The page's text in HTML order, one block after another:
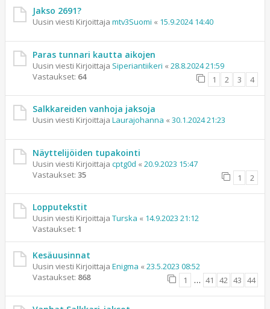
Jakso 2691?
Uusin viesti Kirjoittaja mtv3Suomi « 15.9.2024 14:40
Paras tunnari kautta aikojen
Uusin viesti Kirjoittaja Siperiantiikeri « 28.8.2024 21:59
Vastaukset: 64 1 2 3 4
Salkkareiden vanhoja jaksoja
Uusin viesti Kirjoittaja Laurajohanna « 30.1.2024 21:23
Näyttelijöiden tupakointi
Uusin viesti Kirjoittaja cptg0d « 20.9.2023 15:47
Vastaukset: 35 1 2
Lopputekstit
Uusin viesti Kirjoittaja Turska « 14.9.2023 21:12
Vastaukset: 1
Kesäuusinnat
Uusin viesti Kirjoittaja Enigma « 23.5.2023 08:52
Vastaukset: 868 1 … 41 42 43 44